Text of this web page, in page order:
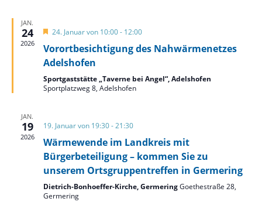
JAN.
24
2026
Hervorgehoben
24. Januar von 10:00- 12:00
Vorortbesichtigung des Nahwärmenetzes
Adelshofen
Sportgaststätte „Taverne bei Angel“, Adelshofen
Sportplatzweg 8, Adelshofen
JAN.
19
2026
19. Januar von 19:30-21:30
Wärmewende im Landkreis mit
Bürgerbeteiligung – kommen Sie zu
unserem Ortsgruppentreffen in Germering
Dietrich-Bonhoeffer-Kirche, GermeringGoethestraße 28,
Germering